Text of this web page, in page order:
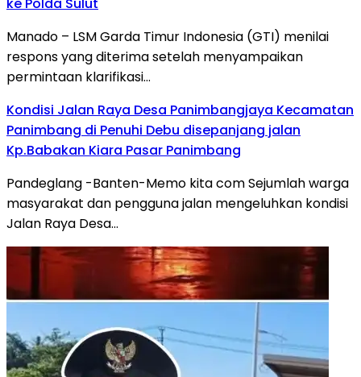
Manado – LSM Garda Timur Indonesia (GTI) menilai
respons yang diterima setelah menyampaikan
permintaan klarifikasi…
Kondisi Jalan Raya Desa Panimbangjaya Kecamatan
Panimbang di Penuhi Debu disepanjang jalan
Kp.Babakan Kiara Pasar Panimbang
Pandeglang -Banten-Memo kita com Sejumlah warga
masyarakat dan pengguna jalan mengeluhkan kondisi
Jalan Raya Desa…